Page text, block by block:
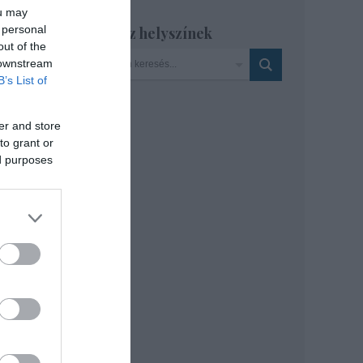
may
of the
List of
and store
grant or
purposes
Szinház helyszínek